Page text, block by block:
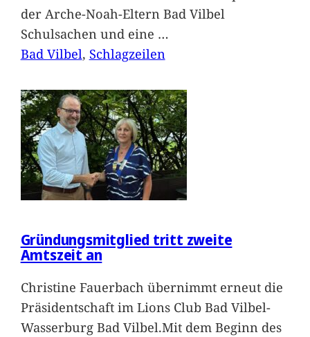
der Arche-Noah-Eltern Bad Vilbel
Schulsachen und eine …
Bad Vilbel, Schlagzeilen
Gründungsmitglied tritt zweite
Amtszeit an
Christine Fauerbach übernimmt erneut die
Präsidentschaft im Lions Club Bad Vilbel-
Wasserburg Bad Vilbel.Mit dem Beginn des